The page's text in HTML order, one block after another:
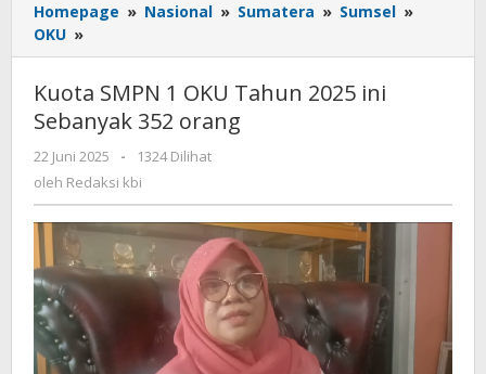
Homepage » Nasional » Sumatera » Sumsel »
OKU »
SMPN
OKU
Tahun
2025
Sebanyak
orang
Kuota SMPN 1 OKU Tahun 2025 ini
Sebanyak 352 orang
22 Juni 2025
oleh
Redaksi
-
1324 Dilihat
oleh Redaksi kbi